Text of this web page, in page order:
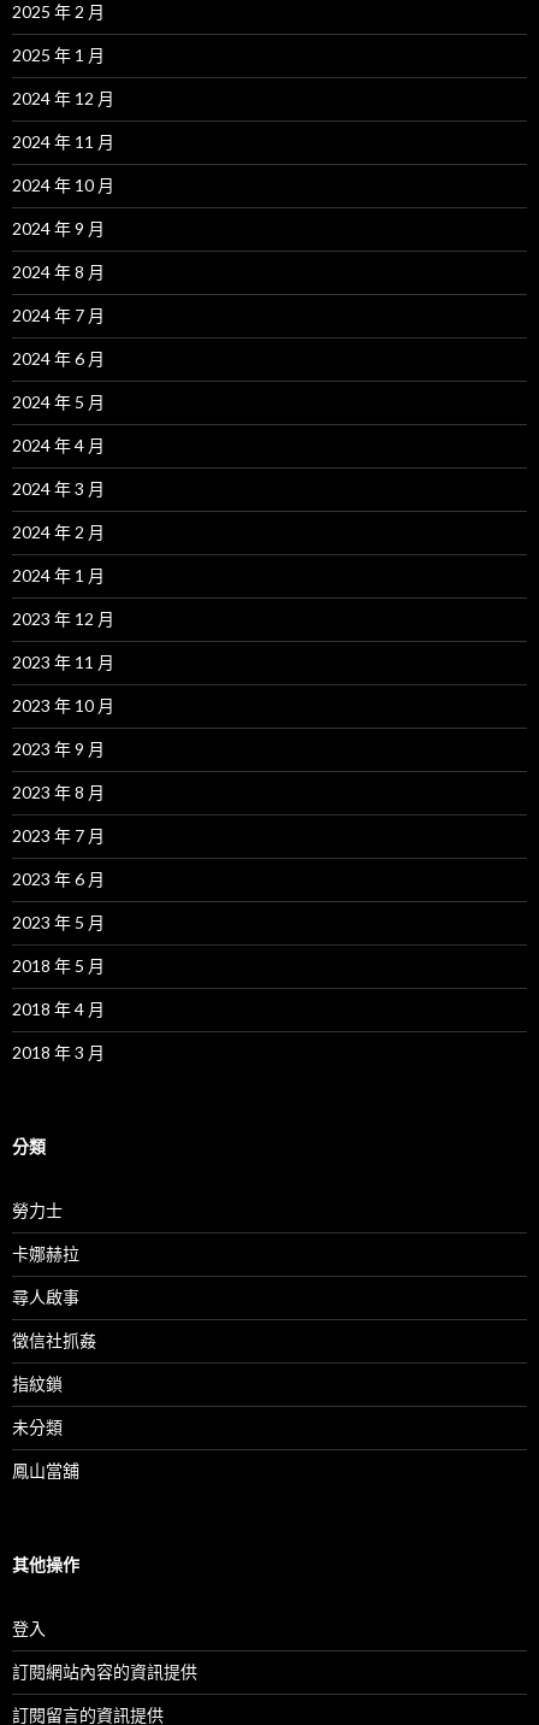
2025 年 2 月
2025 年 1 月
2024 年 12 月
2024 年 11 月
2024 年 10 月
2024 年 9 月
2024 年 8 月
2024 年 7 月
2024 年 6 月
2024 年 5 月
2024 年 4 月
2024 年 3 月
2024 年 2 月
2024 年 1 月
2023 年 12 月
2023 年 11 月
2023 年 10 月
2023 年 9 月
2023 年 8 月
2023 年 7 月
2023 年 6 月
2023 年 5 月
2018 年 5 月
2018 年 4 月
2018 年 3 月
分類
勞力士
卡娜赫拉
尋人啟事
徵信社抓姦
指紋鎖
未分類
鳳山當舖
其他操作
登入
訂閱網站內容的資訊提供
訂閱留言的資訊提供